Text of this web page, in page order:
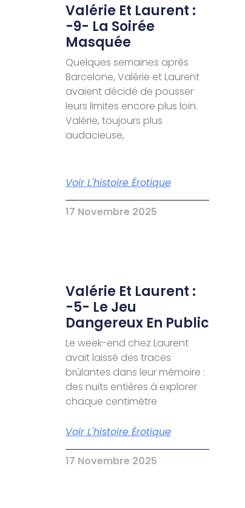
Valérie Et Laurent :
-9- La Soirée
Masquée
Quelques semaines après
Barcelone, Valérie et Laurent
avaient décidé de pousser
leurs limites encore plus loin.
Valérie, toujours plus
audacieuse,
Voir L'histoire Érotique
17 Novembre 2025
Valérie Et Laurent :
-5- Le Jeu
Dangereux En Public
Le week-end chez Laurent
avait laissé des traces
brûlantes dans leur mémoire :
des nuits entières à explorer
chaque centimètre
Voir L'histoire Érotique
17 Novembre 2025